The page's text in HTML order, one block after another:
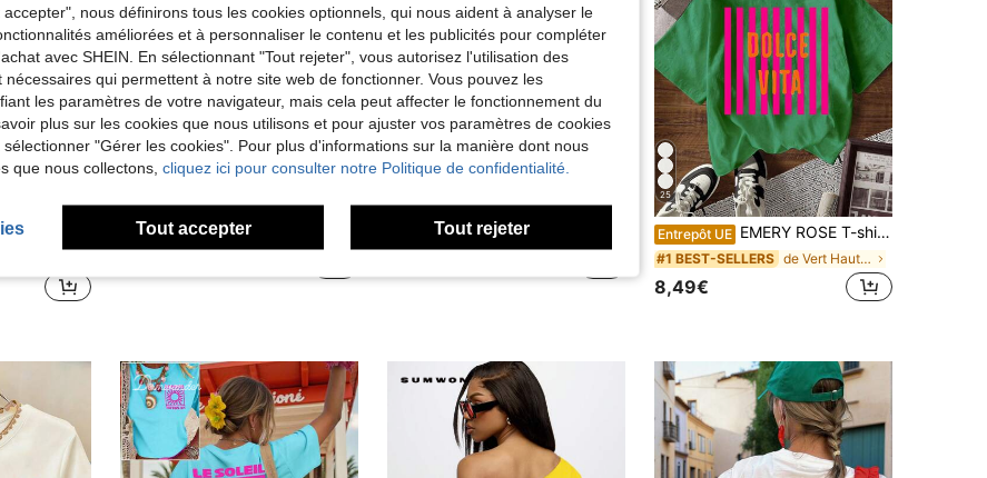
les fêtes de bureau, les sorties, les festivals, les festivals de musique, la Saint-Valentin, les fêtes décontractées Blanc
10
Économiser 0,19€
Entrepôt UE -2% T-shirt graphique à rayures avec homard, T-shirt simple à col rond et manches courtes décontracté pour femmes, tenue d'été de vacances blanc
Entrepôt UE
T-shirt décontracté à col rond et manches courtes pour femmes, imprimé lettres et rayures avec graphique mignon de boîte de sardines, blanc, été
25
Entrepôt UE EMERY ROSE T-shirt à col rond à manches courtes avec imprimé rayé et lettres pour femmes, mode et polyvalent
#1 BEST-SELLERS de Vert Hauts polyvalents pour tous les jours
8,49€
accepter", nous définirons tous les cookies optionnels, qui nous aident à analyser le
améliorées et à personnaliser le contenu et les publicités pour compléter
avec SHEIN. En sélectionnant "Tout rejeter", vous autorisez l'utilisation des
nécessaires qui permettent à notre site web de fonctionner. Vous pouvez les
les paramètres de votre navigateur, mais cela peut affecter le fonctionnement du
plus sur les cookies que nous utilisons et pour ajuster vos paramètres de cookies
"Gérer les cookies". Pour plus d'informations sur la manière dont nous
que nous collectons, cliquez ici pour consulter notre Politique de confidentialité.
Tout accepter Tout rejeter